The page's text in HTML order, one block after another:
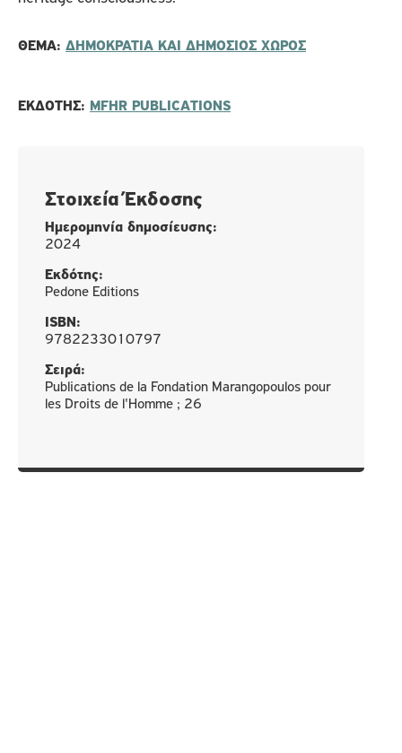
ΘΈΜΑ: ΔΗΜΟΚΡΑΤΙΑ ΚΑΙ ΔΗΜΟΣΙΟΣ ΧΩΡΟΣ
ΕΚΔΌΤΗΣ: MFHR PUBLICATIONS
Στοιχεία Έκδοσης
Ημερομηνία δημοσίευσης:
2024
Εκδότης:
Pedone Editions
ISBN:
9782233010797
Σειρά:
Publications de la Fondation Marangopoulos pour
les Droits de l'Homme ; 26